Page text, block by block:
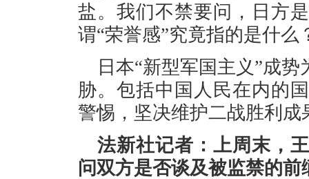
盐。我们不禁要问，日方
谓“荣誉感”究竟指的是什么
日本“新型军国主义”成
胁。包括中国人民在内的
警惕，坚决维护二战胜利
法新社记者：上周末，
问双方是否谈及被监禁的